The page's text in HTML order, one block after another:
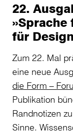
22.
»Sprache
für
Zum 22. Mal
eine neue
die Form –
Publikation
Randnotizen
Sinne.